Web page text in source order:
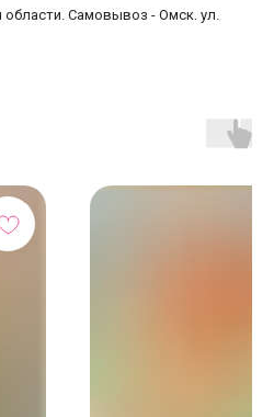
Самовывоз - Омск. ул.